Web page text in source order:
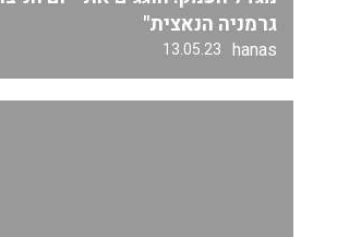
גרמניה הנאצית"
hanas
13.05.23